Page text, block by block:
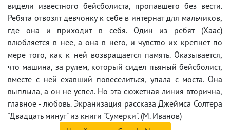
видели известного бейсболиста, пропавшего без вести.
Ребята отвозят девчонку к себе в интернат для мальчиков,
где она и приходит в себя. Один из ребят (Хаас)
влюбляется в нее, а она в него, и чувство их крепнет по
мере того, как к ней возвращается память. Оказывается,
что машина, за рулем, который сидел пьяный бейсболист,
вместе с ней ехавший повеселиться, упала с моста. Она
выплыла, а он не успел. Но эта сюжетная линия вторична,
главное - любовь. Экранизация рассказа Джеймса Солтера
"Двадцать минут" из книги "Сумерки". (М. Иванов)